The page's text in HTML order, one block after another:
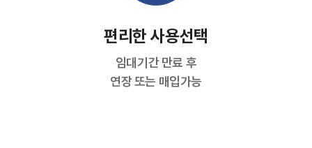
편리한 사용선택
임대기간 만료 후
연장 또는 매입가능